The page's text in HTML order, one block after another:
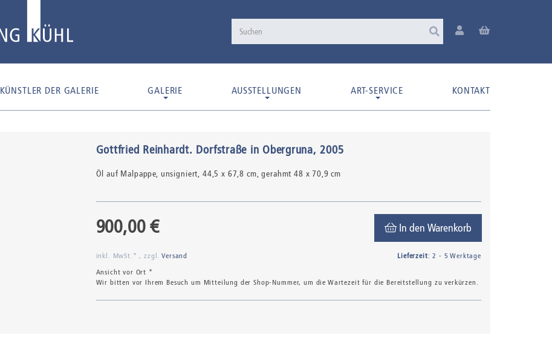
KÜNSTLER DER GALERIE GALERIE AUSSTELLUNGEN ART-SERVICE KONTAKT
Gottfried Reinhardt. Dorfstraße in Obergruna, 2005
Öl auf Malpappe, unsigniert, 44,5 x 67,8 cm, gerahmt 48 x 70,9 cm
900,00 €
inkl. MwSt.* , zzgl.Versand
In den Warenkorb
Lieferzeit: 2 - 5 Werktage
Ansicht vor Ort *
Wir bitten vor Ihrem Besuch um Mitteilung der Shop-Nummer, um die Wartezeit für die Bereitstellung zu verkürzen.